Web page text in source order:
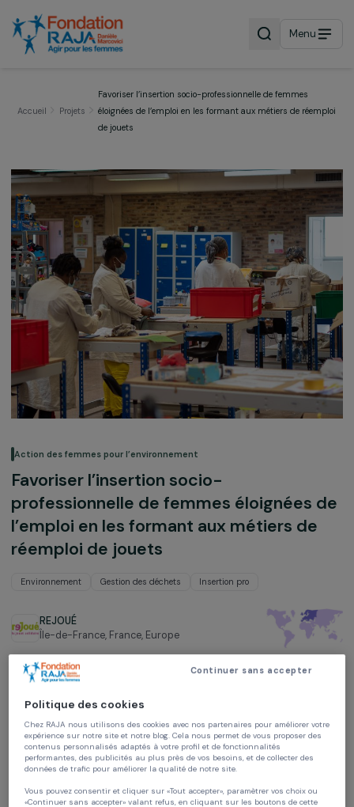
Menu
Favoriser l’insertion socio-professionnelle de femmes
éloignées de l’emploi en les formant aux métiers de
Action des femmes pour l’environnement
Favoriser l’insertion socio-
professionnelle de femmes éloignées
l’emploi en les formant aux métiers de
réemploi de jouets
Île-de-France, France,
Projet soutenu en 2024 et 2025 : Femmes & Environnement
Chez RAJA nous utilisons des cookies avec nos partenaires pour améliorer
Continuer sans accepter